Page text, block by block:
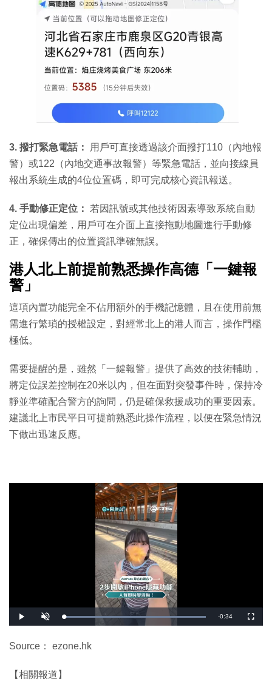
3. 撥打緊急電話：
用戶可直接透過該介面撥打110（內地報
警）或122（內地交通事故報警）等緊急電話，並向接線員
報出系統生成的4位位置碼，即可完成核心資訊報送。
4. 手動修正定位：
若因訊號或其他技術因素導致系統自動
定位出現偏差，用戶可在介面上直接拖動地圖進行手動修
正，確保傳出的位置資訊準確無誤。
港人北上前提前熟悉操作高德「一鍵報
警」
這項內置功能完全不佔用額外的手機記憶體，且在使用前無
需進行繁瑣的授權設定，對經常北上的港人而言，操作門檻
極低。
需要提醒的是，雖然「一鍵報警」提供了高效的技術輔助，
將定位誤差控制在20米以內，但在面對突發事件時，保持冷
靜並準確配合警方的詢問，仍是確保救援成功的重要因素。
建議北上市民平日可提前熟悉此操作流程，以便在緊急情況
下做出迅速反應。
播
放
開
啟
載
入
剩
-0:34
全
螢
Source： ezone.hk
【相關報道】